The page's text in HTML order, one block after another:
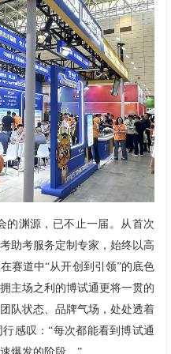
的渊源，已不止一届。从首次
助考服务定制专家，始终以高
赛道中“从开创到引领”的底色
主场之利的博试通更将一贯的
队状态、品牌气场，处处透着
感叹：“每次都能看到博试通